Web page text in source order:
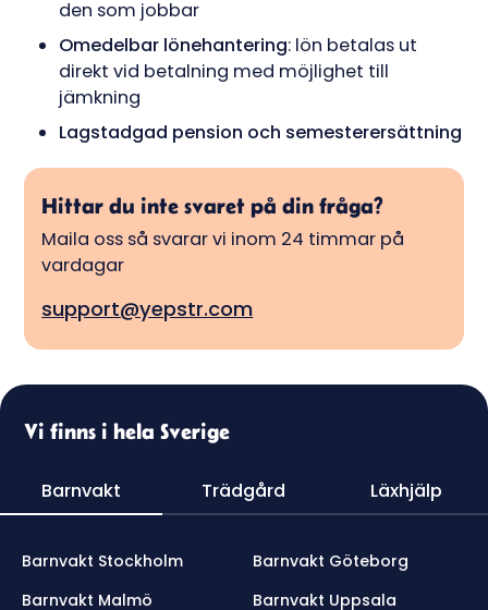
den som jobbar
Omedelbar lönehantering: lön betalas ut
direkt vid betalning med möjlighet till
jämkning
Lagstadgad pension och semesterersättning
Hittar du inte svaret på din fråga?
Maila oss så svarar vi inom 24 timmar på
vardagar
support@yepstr.com
Vi finns i hela Sverige
Barnvakt Trädgård Läxhjälp
Barnvakt Stockholm
Barnvakt Göteborg
Barnvakt Malmö
Barnvakt Uppsala